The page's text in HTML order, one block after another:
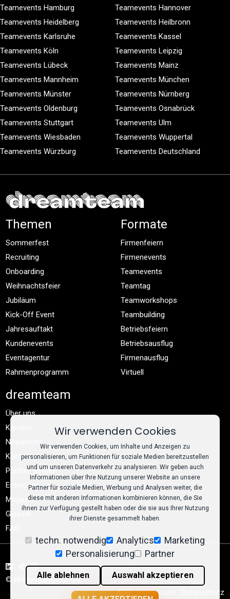
Teamevents Hamburg
Teamevents Hannover
Teamevents Heidelberg
Teamevents Heilbronn
Teamevents Karlsruhe
Teamevents Kassel
Teamevents Köln
Teamevents Leipzig
Teamevents Lübeck
Teamevents Mainz
Teamevents Mannheim
Teamevents München
Teamevents Münster
Teamevents Nürnberg
Teamevents Oldenburg
Teamevents Osnabrück
Teamevents Stuttgart
Teamevents Ulm
Teamevents Wiesbaden
Teamevents Wuppertal
Teamevents Würzburg
Teamevents Deutschland
Themen
Sommerfest
Recruiting
Onboarding
Weihnachtsfeier
Jubiläum
Kick-Off Event
Jahresauftakt
Kundenevents
Eventagentur
Rahmenprogramm
Formate
Firmenfeiern
Firmenevents
Teamevents
Teamtag
Teamworkshops
Teambuilding
Betriebsfeiern
Betriebsausflug
Firmenausflug
Virtuell
dreamteam
Über uns
Karriere
Newsletter
Kontakt
Partner werden
Enterprise
Magazin
Glossar
FAQ
© dreamteam 2026
AGB Impressum Datenschutz
Wir verwenden Cookies
Wir verwenden Cookies, um Inhalte und Anzeigen zu
personalisieren, um Funktionen für soziale Medien bereitzustellen
und um unseren Datenverkehr zu analysieren. Wir geben auch
Informationen über Ihre Nutzung unserer Website an unsere
Partner für soziale Medien, Werbung und Analysen weiter, die
diese mit anderen Informationen kombinieren können, die Sie
ihnen zur Verfügung gestellt haben oder die sie aus Ihrer Nutzung
ihrer Dienste gesammelt haben.
techn. notwendig Analytics
Marketing
Personalisierung
Partner
Alle ablehnen Auswahl akzeptieren